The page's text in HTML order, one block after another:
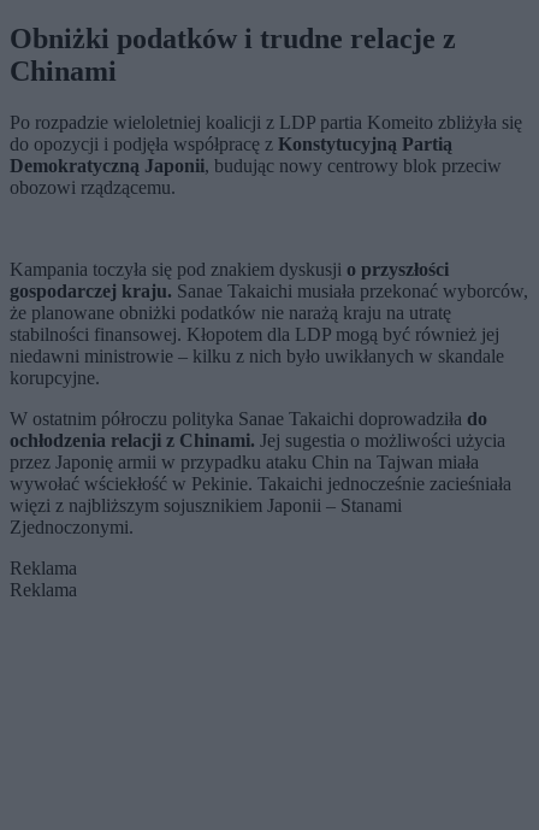
Obniżki podatków i trudne relacje z
Chinami
Po rozpadzie wieloletniej koalicji z LDP partia Komeito zbliżyła się
do opozycji i podjęła współpracę z Konstytucyjną Partią
Demokratyczną Japonii, budując nowy centrowy blok przeciw
obozowi rządzącemu.
Kampania toczyła się pod znakiem dyskusji o przyszłości
gospodarczej kraju. Sanae Takaichi musiała przekonać wyborców,
że planowane obniżki podatków nie narażą kraju na utratę
stabilności finansowej. Kłopotem dla LDP mogą być również jej
niedawni ministrowie – kilku z nich było uwikłanych w skandale
korupcyjne.
W ostatnim półroczu polityka Sanae Takaichi doprowadziła do
ochłodzenia relacji z Chinami. Jej sugestia o możliwości użycia
przez Japonię armii w przypadku ataku Chin na Tajwan miała
wywołać wściekłość w Pekinie. Takaichi jednocześnie zacieśniała
więzi z najbliższym sojusznikiem Japonii – Stanami
Zjednoczonymi.
Reklama
Reklama